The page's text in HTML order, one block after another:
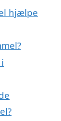
hjælpe